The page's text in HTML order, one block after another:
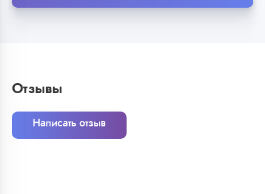
Отзывы
Написать отзыв